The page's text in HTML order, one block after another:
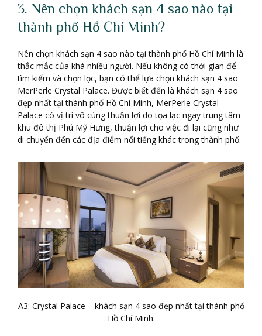
3. Nên chọn khách sạn 4 sao nào tại
thành phố Hồ Chí Minh?
Nên chọn khách sạn 4 sao nào tại thành phố Hồ Chí Minh là
thắc mắc của khá nhiều người. Nếu không có thời gian để
tìm kiếm và chọn lọc, bạn có thể lựa chọn khách sạn 4 sao
MerPerle Crystal Palace. Được biết đến là khách sạn 4 sao
đẹp nhất tại thành phố Hồ Chí Minh, MerPerle Crystal
Palace có vị trí vô cùng thuận lợi do tọa lạc ngay trung tâm
khu đô thị Phú Mỹ Hưng, thuận lợi cho việc đi lại cũng như
di chuyển đến các địa điểm nổi tiếng khác trong thành phố.
A3: Crystal Palace – khách sạn 4 sao đẹp nhất tại thành phố
Hồ Chí Minh.